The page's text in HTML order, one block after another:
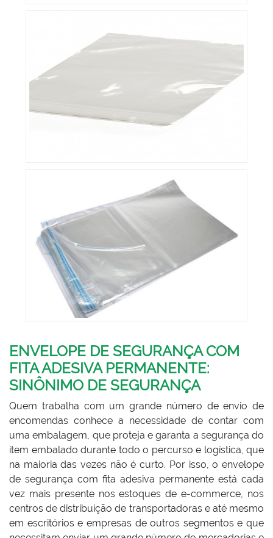
ENVELOPE DE SEGURANÇA COM
FITA ADESIVA PERMANENTE:
SINÔNIMO DE SEGURANÇA
Quem trabalha com um grande número de envio de
encomendas conhece a necessidade de contar com
uma embalagem, que proteja e garanta a segurança do
item embalado durante todo o percurso e logística, que
na maioria das vezes não é curto. Por isso, o envelope
de segurança com fita adesiva permanente está cada
vez mais presente nos estoques de e-commerce, nos
centros de distribuição de transportadoras e até mesmo
em escritórios e empresas de outros segmentos e que